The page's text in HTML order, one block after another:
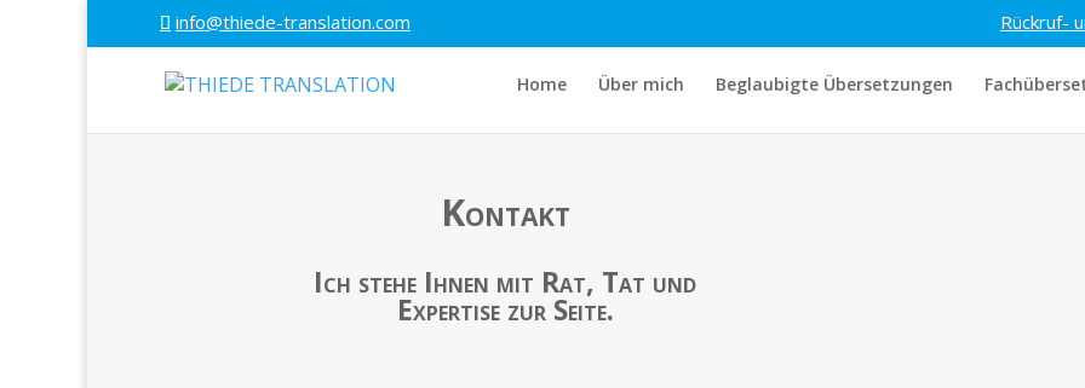
info@thiede-translation.com Rückruf-
Home Über mich Beglaubigte Übersetzungen
Kontakt
Ich stehe Ihnen mit Rat, Tat und
Expertise zur Seite.